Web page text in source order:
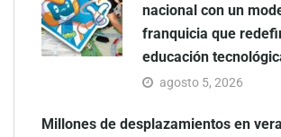
nacional con un
franquicia que
educación
agosto 5, 2026
Millones de desplazamientos en